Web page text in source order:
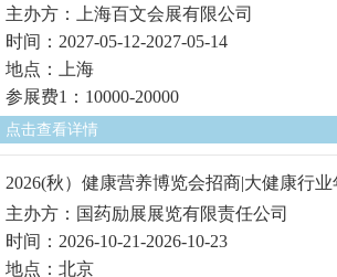
主办方：上海百文会展有限公司
时间：2027-05-12-2027-05-14
地点：上海
参展费1：10000-20000
点击查看详情
2026(秋）健康营养博览会招商|大健康行
主办方：国药励展展览有限责任公司
时间：2026-10-21-2026-10-23
地点：北京